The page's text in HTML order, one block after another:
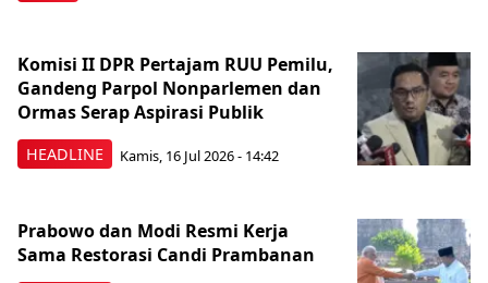
HEADLINE
Komisi II DPR Pertajam RUU Pemilu,
Gandeng Parpol Nonparlemen dan
Ormas Serap Aspirasi Publik
Kamis, 16 Jul 2026 - 14:42
Prabowo dan Modi Resmi Kerja
Sama Restorasi Candi Prambanan